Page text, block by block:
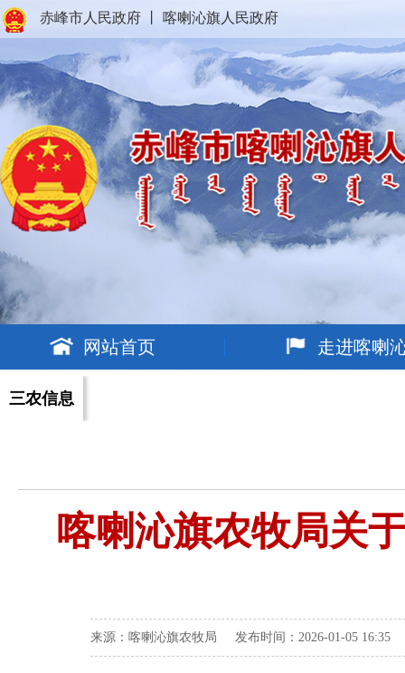
赤峰市人民政府 喀喇沁旗人民政府
网站首页 走进喀喇
三农信息
喀喇沁旗农牧局关
来源：喀喇沁旗农牧局 发布时间：2026-01-05 16:35